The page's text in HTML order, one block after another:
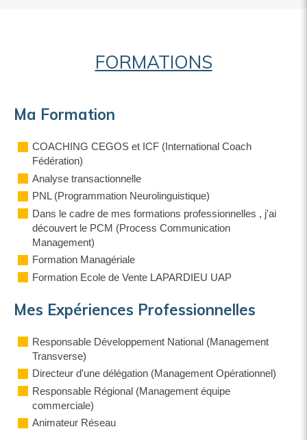
FORMATIONS
Ma Formation
COACHING CEGOS et ICF (International Coach
Fédération)
Analyse transactionnelle
PNL (Programmation Neurolinguistique)
Dans le cadre de mes formations professionnelles , j'ai
découvert le PCM (Process Communication
Management)
Formation Managériale
Formation Ecole de Vente LAPARDIEU UAP
Mes Expériences Professionnelles
Responsable Développement National (Management
Transverse)
Directeur d'une délégation (Management Opérationnel)
Responsable Régional (Management équipe
commerciale)
Animateur Réseau